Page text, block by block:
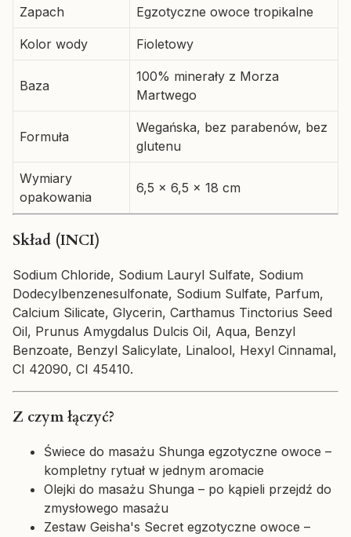
Zapach Egzotyczne owoce tropikalne
Kolor wody Fioletowy
Baza
100% minerały z Morza
Martwego
Formuła
Wegańska, bez parabenów, bez
glutenu
Wymiary
opakowania
6,5 x 6,5 x 18 cm
Skład (INCI)
Sodium Chloride, Sodium Lauryl Sulfate, Sodium
Dodecylbenzenesulfonate, Sodium Sulfate, Parfum,
Calcium Silicate, Glycerin, Carthamus Tinctorius Seed
Oil, Prunus Amygdalus Dulcis Oil, Aqua, Benzyl
Benzoate, Benzyl Salicylate, Linalool, Hexyl Cinnamal,
CI 42090, CI 45410.
Z czym łączyć?
Świece do masażu Shunga egzotyczne owoce –
kompletny rytuał w jednym aromacie
Olejki do masażu Shunga – po kąpieli przejdź do
zmysłowego masażu
Zestaw Geisha's Secret egzotyczne owoce –